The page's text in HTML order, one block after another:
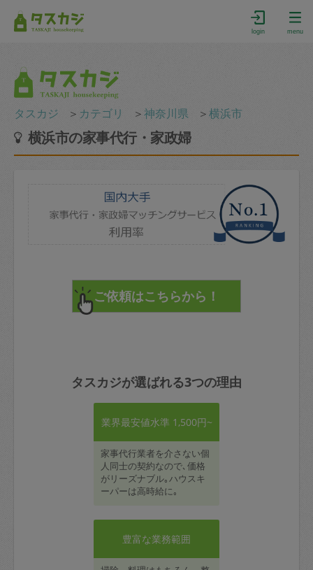
login menu
タスカジ ＞ カテゴリ ＞神奈川県 ＞横浜市
横浜市の家事代行・家政婦
タスカジが選ばれる3つの理由
業界最安値水準 1,500円~
家事代行業者を介さない個
人同士の契約なので､価格
がリーズナブル｡ハウスキ
ーパーは高時給に｡
豊富な業務範囲